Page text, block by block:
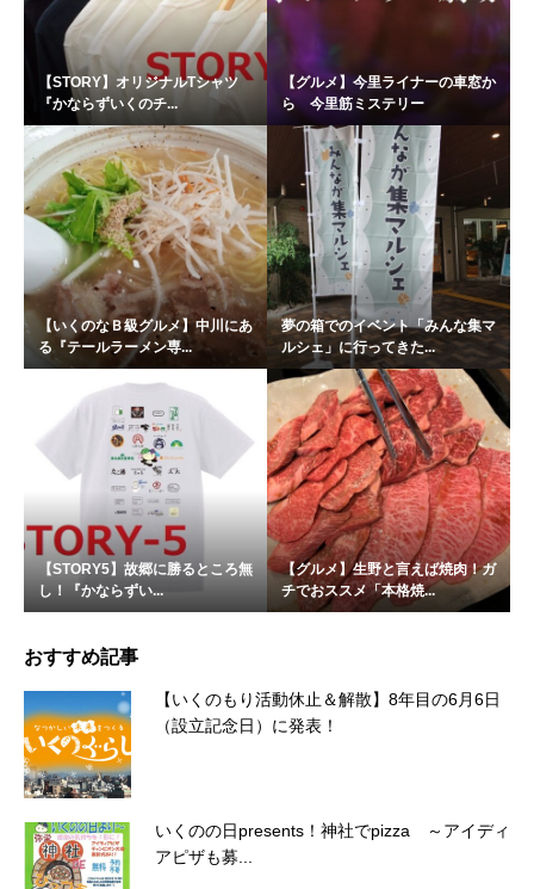
【STORY】オリジナルTシャツ
『かならずいくのチ...
【グルメ】今里ライナーの車窓か
ら 今里筋ミステリー
【いくのなＢ級グルメ】中川にあ
る『テールラーメン専...
夢の箱でのイベント「みんな集マ
ルシェ」に行ってきた...
【STORY5】故郷に勝るところ無
し！『かならずい...
【グルメ】生野と言えば焼肉！ガ
チでおススメ「本格焼...
おすすめ記事
【いくのもり活動休止＆解散】8年目の6月6日
（設立記念日）に発表！
いくのの日presents！神社でpizza ～アイディ
アピザも募...